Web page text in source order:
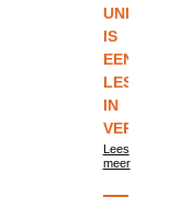
UNIFORM
IS
EEN
LES
IN
Lees
meer